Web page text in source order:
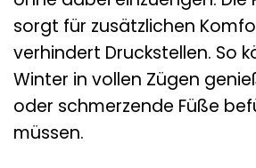
sorgt für zusätzlichen
verhindert Druckstellen. So
Winter in vollen Zügen
oder schmerzende Füße
müssen.